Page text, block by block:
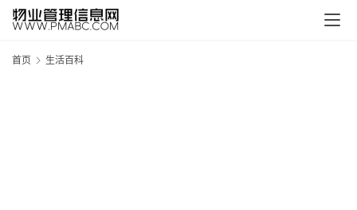
首页 生活百科